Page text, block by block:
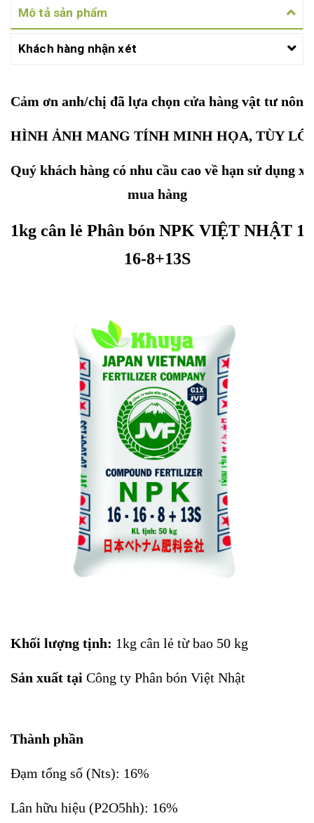
Mô tả sản phẩm
Khách hàng nhận xét
Cảm ơn anh/chị đã lựa chọn cửa hàng vật tư
HÌNH ẢNH MANG TÍNH MINH HỌA, TÙY
Quý khách hàng có nhu cầu cao về hạn sử
mua hàng
1kg cân lẻ Phân bón NPK VIỆT NHẬT
16-8+13S
Khối lượng tịnh: 1kg cân lẻ từ bao 50 kg
Sản xuất tại Công ty Phân bón Việt Nhật
Thành phần
Đạm tổng số (Nts): 16%
Lân hữu hiệu (P2O5hh): 16%